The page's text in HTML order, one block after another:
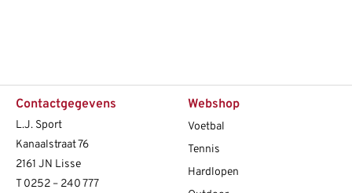
Contactgegevens
L.J. Sport
Kanaalstraat 76
2161 JN Lisse
T 0252 – 240 777
Webshop
Voetbal
Tennis
Hardlopen